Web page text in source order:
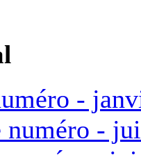
-
numéro -